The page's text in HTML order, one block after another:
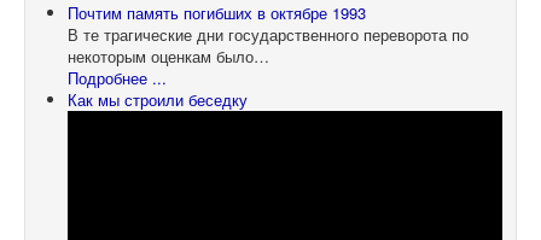
Почтим память погибших в октябре 1993
В те трагические дни государственного переворота по
некоторым оценкам было…
Подробнее ...
Как мы строили беседку